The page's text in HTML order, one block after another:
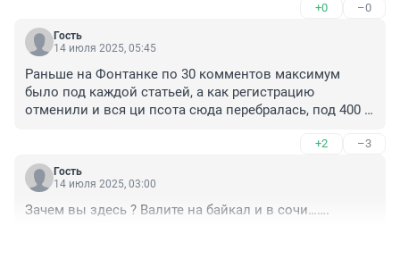
хотел мульти визу. И вуаля, мульти виза на год в
стране в которой ты никогда не был
+0 –0
Гость
14 июля 2025, 05:45
Раньше на Фонтанке по 30 комментов максимум
было под каждой статьей, а как регистрацию
отменили и вся ци псота сюда перебралась, под 400
+2 –3
Гость
14 июля 2025, 03:00
Зачем вы здесь ? Валите на байкал и в сочи…….